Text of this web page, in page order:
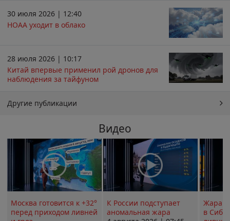
30 июля 2026 | 12:40
НОАА уходит в облако
28 июля 2026 | 10:17
Китай впервые применил рой дронов для
наблюдения за тайфуном
Другие публикации
Видео
Москва готовится к +32°
перед приходом ливней
К России подступает
аномальная жара
Жара в
в